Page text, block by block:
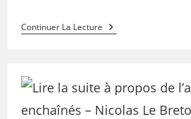
Continuer La Lecture